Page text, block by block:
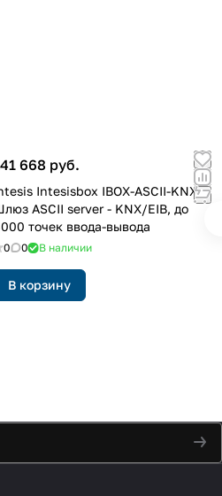
668 руб.
Intesisbox IBOX-ASCII-KNX /
ASCII server - KNX/EIB, до
точек ввода-вывода
0 0 В наличии
В корзину